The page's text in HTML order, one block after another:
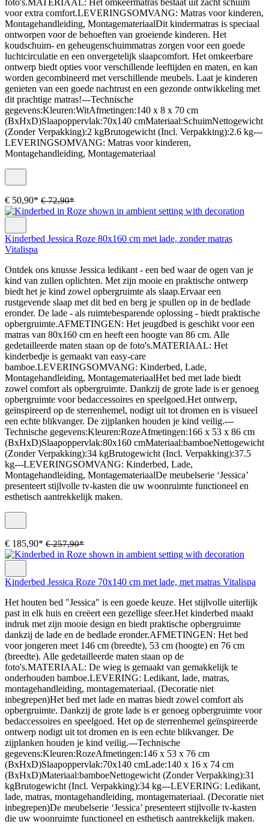
voor extra comfort.LEVERINGSOMVANG: Matras voor kinderen,
Montagehandleiding, MontagemateriaalDit kindermatras is speciaal
ontworpen voor de behoeften van groeiende kinderen. Het
koudschuim- en geheugenschuimmatras zorgen voor een goede
luchtcirculatie en een onvergetelijk slaapcomfort. Het omkeerbare
ontwerp biedt opties voor verschillende leeftijden en maten, en kan
worden gecombineerd met verschillende meubels. Laat je kinderen
genieten van een goede nachtrust en een gezonde ontwikkeling met
dit prachtige matras!---Technische
gegevens:Kleuren:WitAfmetingen:140 x 8 x 70 cm
(BxHxD)Slaapoppervlak:70x140 cmMateriaal:SchuimNettogewicht
(Zonder Verpakking):2 kgBrutogewicht (Incl. Verpakking):2.6 kg---
LEVERINGSOMVANG: Matras voor kinderen,
Montagehandleiding, Montagemateriaal
€ 50,90* € 72,90*
Kinderbed Jessica Roze 80x160 cm met lade, zonder matras
Vitalispa
Ontdek ons knusse Jessica ledikant - een bed waar de ogen van je
kind van zullen oplichten. Met zijn mooie en praktische ontwerp
biedt het je kind zowel opbergruimte als slaap.Ervaar een
rustgevende slaap met dit bed en berg je spullen op in de bedlade
eronder. De lade - als ruimtebesparende oplossing - biedt praktische
opbergruimte.AFMETINGEN: Het jeugdbed is geschikt voor een
matras van 80x160 cm en heeft een hoogte van 86 cm. Alle
gedetailleerde maten staan op de foto's.MATERIAAL: Het
kinderbedje is gemaakt van easy-care
bamboe.LEVERINGSOMVANG: Kinderbed, Lade,
Montagehandleiding, MontagemateriaalHet bed met lade biedt
zowel comfort als opbergruimte. Dankzij de grote lade is er genoeg
opbergruimte voor bedaccessoires en speelgoed.Het ontwerp,
geïnspireerd op de sterrenhemel, nodigt uit tot dromen en is visueel
een echte blikvanger. De zijplanken houden je kind veilig.---
Technische gegevens:Kleuren:RozeAfmetingen:166 x 53 x 86 cm
(BxHxD)Slaapoppervlak:80x160 cmMateriaal:bamboeNettogewicht
(Zonder Verpakking):34 kgBrutogewicht (Incl. Verpakking):37.5
kg---LEVERINGSOMVANG: Kinderbed, Lade,
Montagehandleiding, MontagemateriaalDe meubelserie ‘Jessica’
presenteert stijlvolle tv-kasten die uw woonruimte functioneel en
esthetisch aantrekkelijk maken.
€ 185,90* € 257,90*
Kinderbed Jessica Roze 70x140 cm met lade, met matras Vitalispa
Het houten bed "Jessica" is een goede keuze. Het stijlvolle uiterlijk
past in elk huis en creëert een gezellige sfeer.Het kinderbed maakt
indruk met zijn mooie design en biedt praktische opbergruimte
dankzij de lade en de bedlade eronder.AFMETINGEN: Het bed
voor jongeren meet 146 cm (breedte), 53 cm (hoogte) en 76 cm
(breedte). Alle gedetailleerde maten staan op de
foto's.MATERIAAL: De wieg is gemaakt van gemakkelijk te
onderhouden bamboe.LEVERING: Ledikant, lade, matras,
montagehandleiding, montagemateriaal. (Decoratie niet
inbegrepen)Het bed met lade en matras biedt zowel comfort als
opbergruimte. Dankzij de grote lade is er genoeg opbergruimte voor
bedaccessoires en speelgoed. Het op de sterrenhemel geïnspireerde
ontwerp nodigt uit tot dromen en is een echte blikvanger. De
zijplanken houden je kind veilig.---Technische
gegevens:Kleuren:RozeAfmetingen:146 x 53 x 76 cm
(BxHxD)Slaapoppervlak:70x140 cmLade:140 x 16 x 74 cm
(BxHxD)Materiaal:bamboeNettogewicht (Zonder Verpakking):31
kgBrutogewicht (Incl. Verpakking):34 kg---LEVERING: Ledikant,
lade, matras, montagehandleiding, montagemateriaal. (Decoratie niet
inbegrepen)De meubelserie ‘Jessica’ presenteert stijlvolle tv-kasten
die uw woonruimte functioneel en esthetisch aantrekkelijk maken.